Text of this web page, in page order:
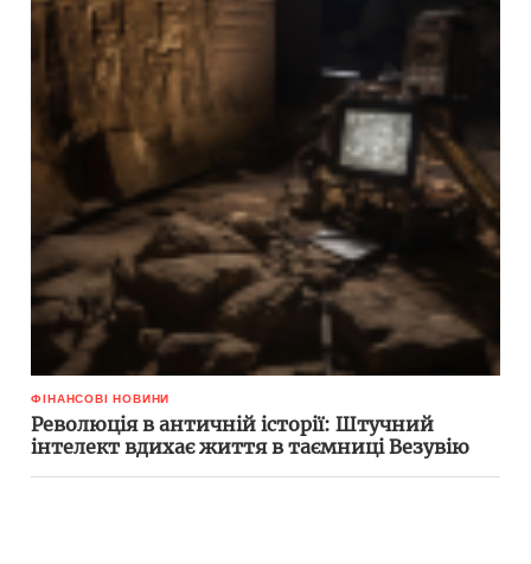
ФІНАНСОВІ НОВИНИ
Революція в античній історії: Штучний
інтелект вдихає життя в таємниці Везувію